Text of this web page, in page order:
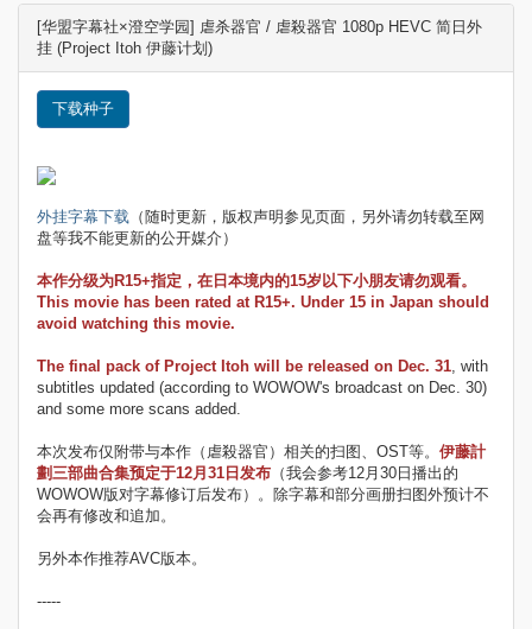
[华盟字幕社×澄空学园] 虐杀器官 / 虐殺器官 1080p HEVC 简日外
挂 (Project Itoh 伊藤计划)
下载种子
外挂字幕下载 （随时更新，版权声明参见页面，另外请勿转载至网
盘等我不能更新的公开媒介）
本作分级为R15+指定，在日本境内的15岁以下小朋友请勿观看。
This movie has been rated at R15+. Under 15 in Japan should
avoid watching this movie.
The final pack of Project Itoh will be released on Dec. 31, with
subtitles updated (according to WOWOW's broadcast on Dec. 30)
and some more scans added.
本次发布仅附带与本作（虐殺器官）相关的扫图、OST等。 伊藤計
劃三部曲合集预定于12月31日发布 （我会参考12月30日播出的
WOWOW版对字幕修订后发布）。除字幕和部分画册扫图外预计不
会再有修改和追加。
另外本作推荐AVC版本。
-----